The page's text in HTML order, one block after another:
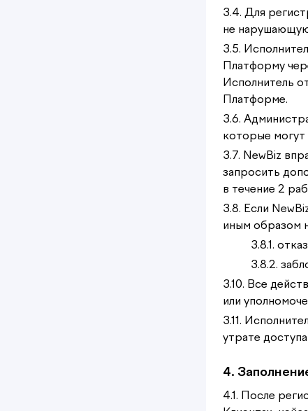
3.4. Для
не
3.5.
Платформу
Исполнитель
Платформе.
3.6.
которые
3.7. NewBiz
запросить
в течение 2
3.8. Если
иным образом
3.8.1.
3.8.2.
3.10. Все
или
3.11.
утрате
4.
4.1. После